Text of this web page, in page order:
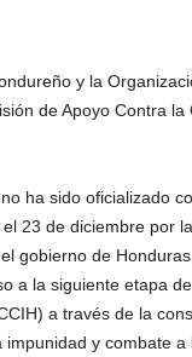
y la
de Apoyo Contra
ha sido oficializado
23 de diciembre por
gobierno de
a la siguiente etapa
a través de la
y combate